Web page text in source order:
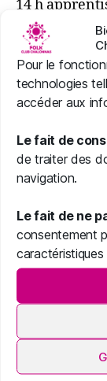
Pour le
technologies
accéder aux
Le fait de
de traiter des
navigation.
Le fait de ne
consentement
14 h
le soir